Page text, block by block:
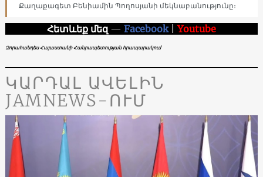
Քաղաքագետ Բենիամին Պողոսյանի մեկնաբանությունը։
Հետևեք մեզ — Facebook |Youtube
Զորահանդես Հայաստանի Հանրապետության հրապարակում
ԿԱՐԴԱԼ ԱՎԵԼԻՆ
JAMNEWS-ՈՒՄ